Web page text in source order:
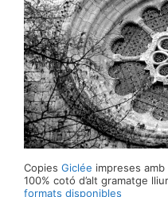
Copies Giclée impreses
100% cotó d’alt gramatge
formats disponibles